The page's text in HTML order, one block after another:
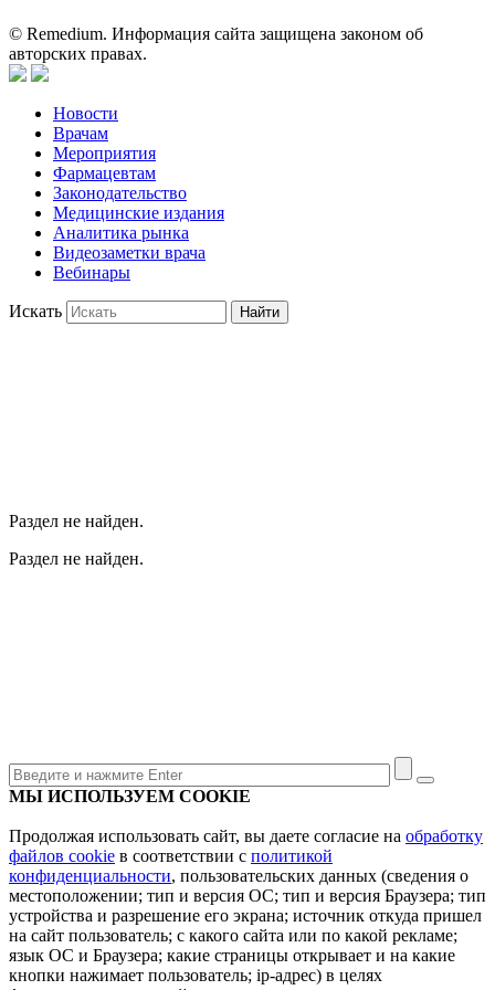
© Remedium. Информация сайта защищена законом об
авторских правах.
Новости
Врачам
Мероприятия
Фармацевтам
Законодательство
Медицинские издания
Аналитика рынка
Видеозаметки врача
Вебинары
Искать Найти
Раздел не найден.
Раздел не найден.
МЫ ИСПОЛЬЗУЕМ COOKIE
Продолжая использовать сайт, вы даете согласие на обработку
файлов cookie в соответствии с политикой
конфиденциальности, пользовательских данных (сведения о
местоположении; тип и версия ОС; тип и версия Браузера; тип
устройства и разрешение его экрана; источник откуда пришел
на сайт пользователь; с какого сайта или по какой рекламе;
язык ОС и Браузера; какие страницы открывает и на какие
кнопки нажимает пользователь; ip-адрес) в целях